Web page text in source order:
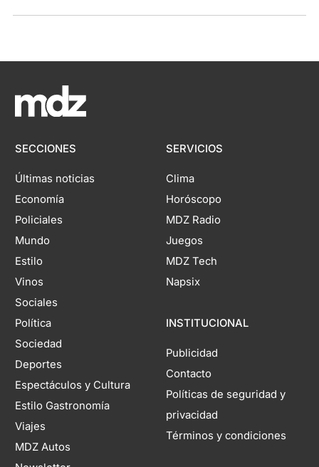
SECCIONES
Últimas noticias
Economía
Policiales
Mundo
Estilo
Vinos
Sociales
Política
Sociedad
Deportes
Espectáculos y Cultura
Estilo Gastronomía
Viajes
MDZ Autos
SERVICIOS
Clima
Horóscopo
MDZ Radio
Juegos
MDZ Tech
Napsix
INSTITUCIONAL
Publicidad
Contacto
Políticas de seguridad y
privacidad
Términos y condiciones